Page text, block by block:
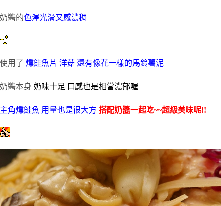
奶醬的色澤光滑又感濃稠
使用了 燻鮭魚片 洋菇 還有像花一樣的馬鈴薯泥
奶醬本身 奶味十足 口感也是相當濃郁喔
主角燻鮭魚 用量也是很大方 搭配奶醬一起吃~~超級美味呢!!